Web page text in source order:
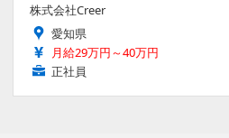
株式会社Creer
愛知県
月給29万円～40万円
正社員